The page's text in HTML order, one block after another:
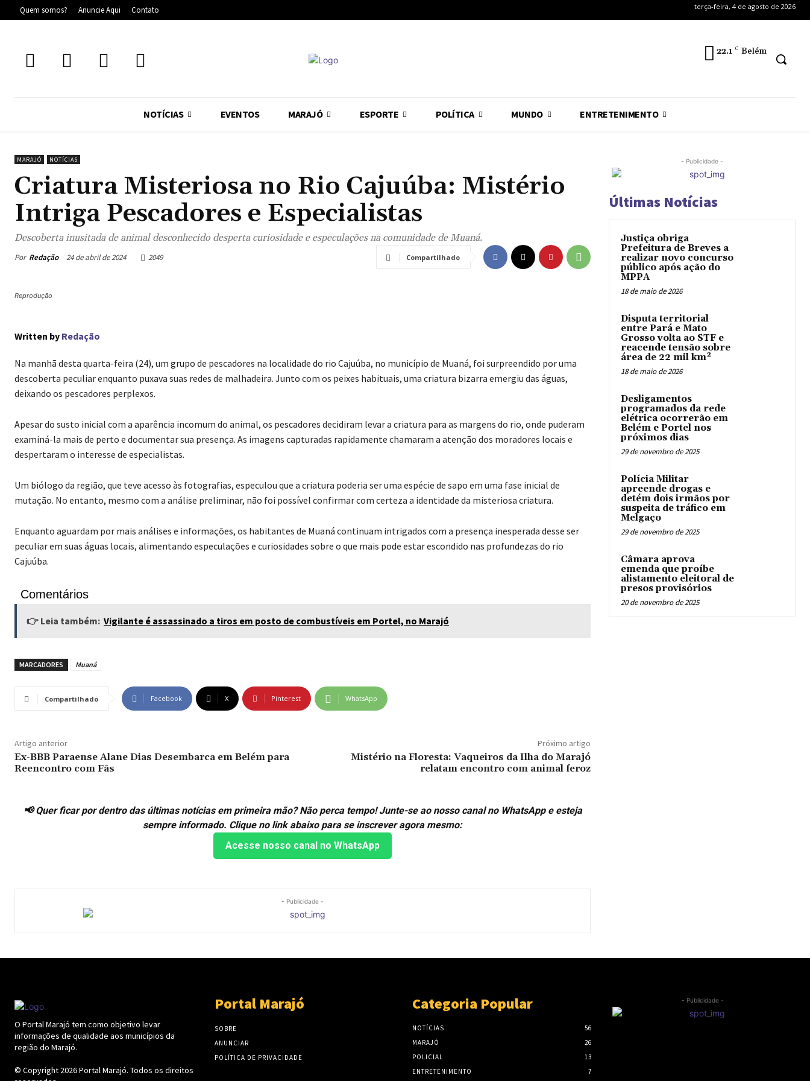
Quem somos? Anuncie Aqui Contato terça-feira, 4 de agosto de 2026
22.1 C Belém
NOTÍCIAS EVENTOS MARAJÓ ESPORTE POLÍTICA MUNDO ENTRETENIMENTO
MARAJÓ NOTÍCIAS
Criatura Misteriosa no Rio Cajuúba: Mistério
Intriga Pescadores e Especialistas
Descoberta inusitada de animal desconhecido desperta curiosidade e especulações na comunidade de Muaná.
Por Redação 24 de abril de 2024 2049 Compartilhado
Reprodução
Written by Redação
Na manhã desta quarta-feira (24), um grupo de pescadores na localidade do rio Cajuúba, no município de Muaná, foi surpreendido por uma
descoberta peculiar enquanto puxava suas redes de malhadeira. Junto com os peixes habituais, uma criatura bizarra emergiu das águas,
deixando os pescadores perplexos.
Apesar do susto inicial com a aparência incomum do animal, os pescadores decidiram levar a criatura para as margens do rio, onde puderam
examiná-la mais de perto e documentar sua presença. As imagens capturadas rapidamente chamaram a atenção dos moradores locais e
despertaram o interesse de especialistas.
Um biólogo da região, que teve acesso às fotografias, especulou que a criatura poderia ser uma espécie de sapo em uma fase inicial de
mutação. No entanto, mesmo com a análise preliminar, não foi possível confirmar com certeza a identidade da misteriosa criatura.
Enquanto aguardam por mais análises e informações, os habitantes de Muaná continuam intrigados com a presença inesperada desse ser
peculiar em suas águas locais, alimentando especulações e curiosidades sobre o que mais pode estar escondido nas profundezas do rio
Cajuúba.
Comentários
👉 Leia também: Vigilante é assassinado a tiros em posto de combustíveis em Portel, no Marajó
MARCADORES Muaná
Compartilhado Facebook X Pinterest WhatsApp
Artigo anterior
Ex-BBB Paraense Alane Dias Desembarca em Belém para
Reencontro com Fãs
Próximo artigo
Mistério na Floresta: Vaqueiros da Ilha do Marajó
relatam encontro com animal feroz
📢 Quer ficar por dentro das últimas notícias em primeira mão? Não perca tempo! Junte-se ao nosso canal no WhatsApp e esteja
sempre informado. Clique no link abaixo para se inscrever agora mesmo:
Acesse nosso canal no WhatsApp
- Publicidade -
- Publicidade -
Últimas Notícias
Justiça obriga
Prefeitura de Breves a
realizar novo concurso
público após ação do
MPPA
18 de maio de 2026
Disputa territorial
entre Pará e Mato
Grosso volta ao STF e
reacende tensão sobre
área de 22 mil km²
18 de maio de 2026
Desligamentos
programados da rede
elétrica ocorrerão em
Belém e Portel nos
próximos dias
29 de novembro de 2025
Polícia Militar
apreende drogas e
detém dois irmãos por
suspeita de tráfico em
Melgaço
29 de novembro de 2025
Câmara aprova
emenda que proíbe
alistamento eleitoral de
presos provisórios
20 de novembro de 2025
O Portal Marajó tem como objetivo levar
informações de qualidade aos municípios da
região do Marajó.
© Copyright 2026Portal Marajó. Todos os direitos
Portal Marajó
SOBRE
ANUNCIAR
POLÍTICA DE PRIVACIDADE
Categoria Popular
NOTÍCIAS
56
MARAJÓ
26
POLICIAL
13
ENTRETENIMENTO
7
- Publicidade -